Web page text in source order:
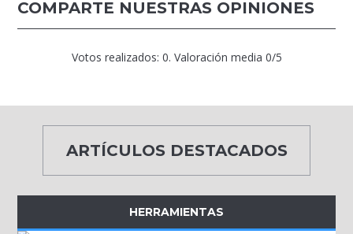
COMPARTE NUESTRAS OPINIONES
Votos realizados: 0. Valoración media 0/5
ARTÍCULOS DESTACADOS
HERRAMIENTAS